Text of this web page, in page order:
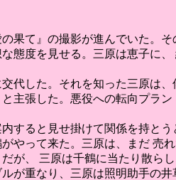
果て』の撮影が進んでいた。
態度を見せる。三原は恵子に
代した。それを知った三原は
主張した。悪役への転向プラ
すると見せ掛けて関係を持と
って来た。三原は、まだ 売
が、 三原は千鶴に当たり散らし
が重なり、三原は照明助手の